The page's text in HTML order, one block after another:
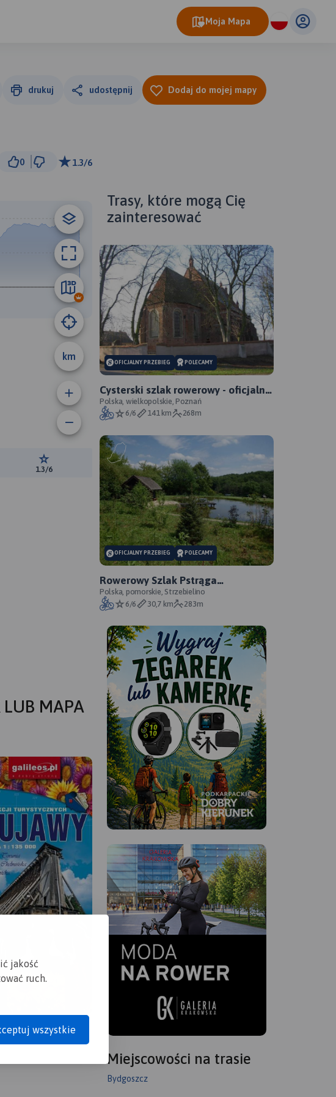
jakość
ruch.
wszystkie
Moja Mapa
drukuj udostępnij Dodaj do mojej mapy
0 1.3/6
km
17 km
na pokonanie trasy:
Ocena trasy:
1.3/6
LUB MAPA
Trasy, które mogą Cię
zainteresować
OFICJALNY PRZEBIEG POLECAMY
Cysterski szlak rowerowy - oficjalny
przebieg
Polska, wielkopolskie, Poznań
6/6
141 km 268m
OFICJALNY PRZEBIEG POLECAMY
Rowerowy Szlak Pstrąga
Tęczowego - oficjalny przebieg
Polska, pomorskie, Strzebielino
6/6
30,7 km 283m
Miejscowości na trasie
Bydgoszcz